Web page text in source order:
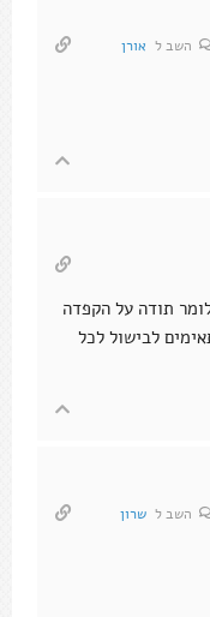
השב ל אורן
תודה על הקפדה
לבישול לכל
השב ל שרון